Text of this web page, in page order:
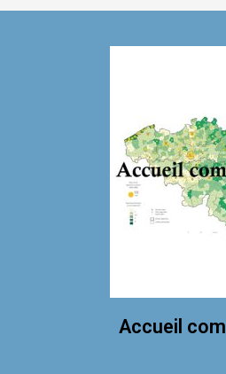
Accueil